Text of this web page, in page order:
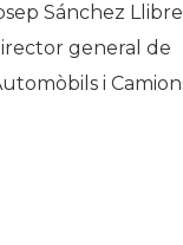
Sánchez
general de
i